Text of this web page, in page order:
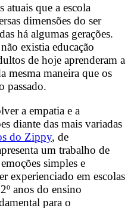
atuais que a escola
dimensões do ser
há algumas gerações.
existia educação
de hoje aprenderam a
mesma maneira que os
passado.
a empatia e a
diante das mais variadas
do Zippy, de
um trabalho de
simples e
experienciado em escolas
anos do ensino
para o